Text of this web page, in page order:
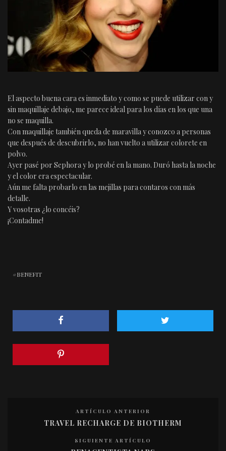
El aspecto buena cara es inmediato y como se puede utilizar con y
sin maquillaje debajo, me parece ideal para los días en los que una
no se maquilla.
Con maquillaje también queda de maravilla y conozco a personas
que después de descubrirlo, no han vuelto a utilizar colorete en
polvo.
Ayer pasé por Sephora y lo probé en la mano. Duró hasta la noche
y el color era espectacular.
Aún me falta probarlo en las mejillas para contaros con más
detalle.
Y vosotras ¿lo concéis?
¡Contadme!
BENEFIT
ARTÍCULO ANTERIOR
TRAVEL RECHARGE DE BIOTHERM
SIGUIENTE ARTÍCULO